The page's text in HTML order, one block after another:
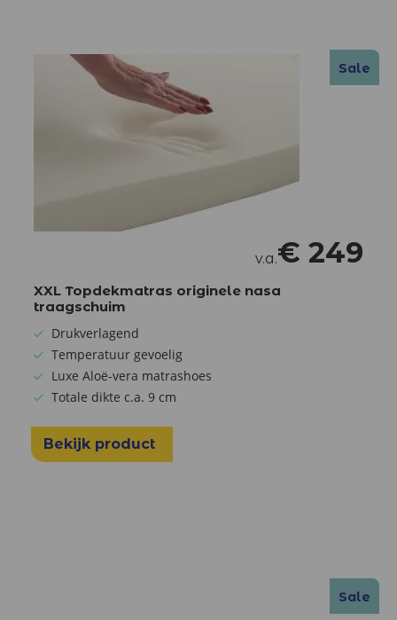
Sale
v.a.€ 249
XXL Topdekmatras originele nasa
traagschuim
Drukverlagend
Temperatuur gevoelig
Luxe Aloë-vera matrashoes
Totale dikte c.a. 9 cm
Bekijk product
Sale